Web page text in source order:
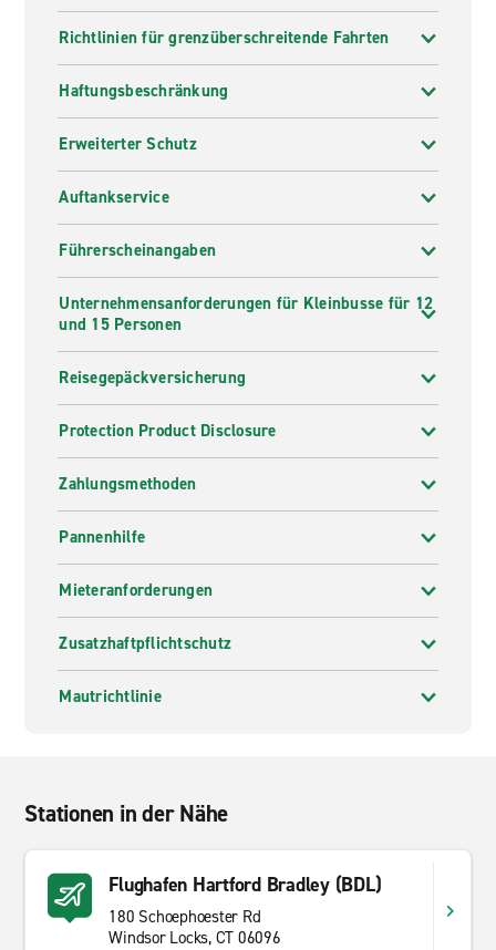
Richtlinien für grenzüberschreitende Fahrten
Haftungsbeschränkung
Erweiterter Schutz
Auftankservice
Führerscheinangaben
Unternehmensanforderungen für Kleinbusse für 12
und 15 Personen
Reisegepäckversicherung
Protection Product Disclosure
Zahlungsmethoden
Pannenhilfe
Mieteranforderungen
Zusatzhaftpflichtschutz
Mautrichtlinie
Stationen in der Nähe
Flughafen Hartford Bradley (BDL)
180 Schoephoester Rd
Windsor Locks, CT 06096